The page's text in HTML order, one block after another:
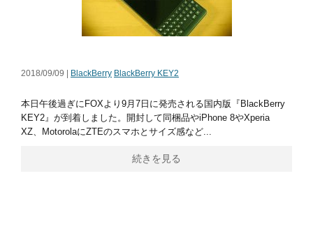
2018/09/09 | BlackBerry BlackBerry KEY2
本日午後過ぎにFOXより9月7日に発売される国内版『BlackBerry
KEY2』が到着しました。開封して同梱品やiPhone 8やXperia
XZ、MotorolaにZTEのスマホとサイズ感など...
続きを見る